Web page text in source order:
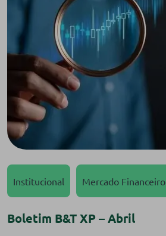
Institucional Mercado Financeiro
Boletim B&T XP – Abril